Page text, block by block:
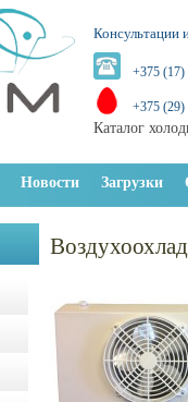
Консультации
+375 (17)
+375 (29)
Каталог
Новости Загрузки